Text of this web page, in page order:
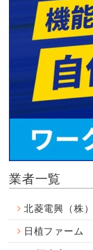
業者一覧
北菱電興（株）
日植ファーム